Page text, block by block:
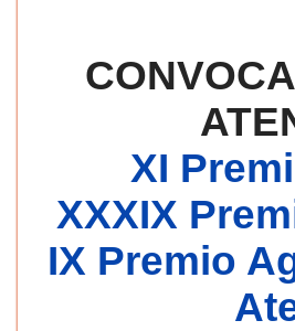
XI
XXXIX
IX Premio